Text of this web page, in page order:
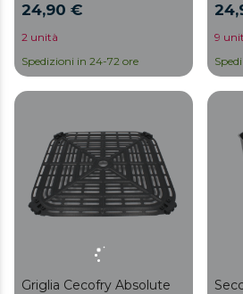
Full/Cecofry Bombastik
6000 Full A
24,90 €
2 unità
Spedizioni in 24-72 ore
9
Griglia Cecofry Absolute